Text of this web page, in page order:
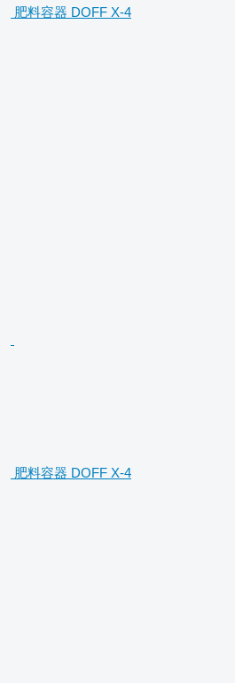
肥料容器 DOFF X-4
肥料容器 DOFF X-4